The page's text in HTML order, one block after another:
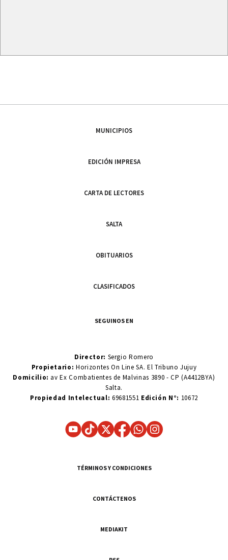
MUNICIPIOS
EDICIÓN IMPRESA
CARTA DE LECTORES
SALTA
OBITUARIOS
CLASIFICADOS
SEGUINOS EN
Director: Sergio Romero
Propietario:Horizontes On Line SA. El Tribuno Jujuy
Domicilio: av Ex Combatientes de Malvinas 3890 - CP (A4412BYA)
Salta.
Propiedad Intelectual: 69681551 Edición N°: 10672
TÉRMINOS Y CONDICIONES
CONTÁCTENOS
MEDIAKIT